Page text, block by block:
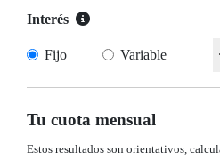
Interés
Fijo Variable
Tu cuota mensual
Estos resultados son orientativos,